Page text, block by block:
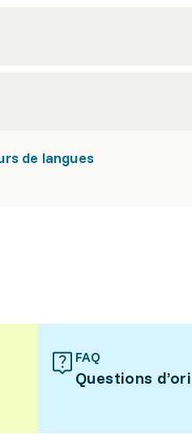
de langues
FAQ
Questions